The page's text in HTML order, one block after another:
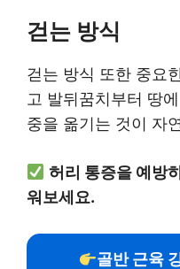
걷는 방식
걷는 방식 또한 중요
고 발뒤꿈치부터 땅
중을 옮기는 것이 자
허리 통증을 예방
워보세요.
골반 근육